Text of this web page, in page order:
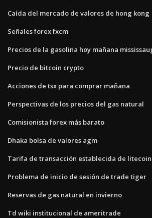
Caída del mercado de valores de hong kong
Señales forex fxcm
Precios de la gasolina hoy mañana
Precio de bitcoin crypto
Acciones de tsx para comprar mañana
Perspectivas de los precios del gas natural
Comisionista forex más barato
Dhaka bolsa de valores agm
Tarifa de transacción establecida de litecoin
Problema de inicio de sesión de trade tiger
Reservas de gas natural en invierno
Td wiki institucional de ameritrade